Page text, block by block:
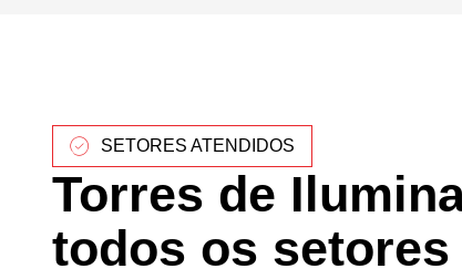
SETORES ATENDIDOS
Torres de
todos os setores